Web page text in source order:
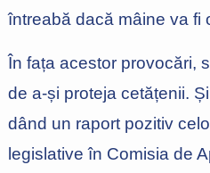
întreabă dacă mâine va fi
În fața acestor provocări,
de a-și proteja cetățenii.
dând un raport pozitiv
legislative în Comisia de